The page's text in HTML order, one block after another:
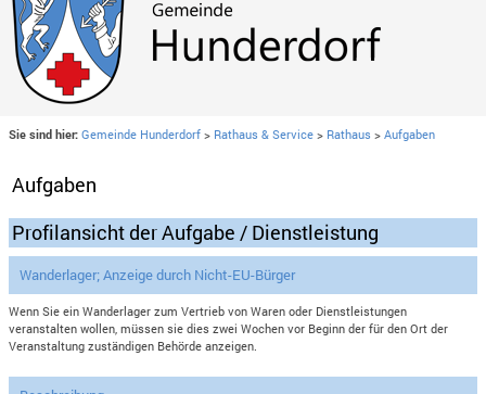
Sie sind hier: Gemeinde Hunderdorf > Rathaus & Service > Rathaus >Aufgaben
Aufgaben
Profilansicht der Aufgabe / Dienstleistung
Wanderlager; Anzeige durch Nicht-EU-Bürger
Wenn Sie ein Wanderlager zum Vertrieb von Waren oder Dienstleistungen
veranstalten wollen, müssen sie dies zwei Wochen vor Beginn der für den Ort der
Veranstaltung zuständigen Behörde anzeigen.